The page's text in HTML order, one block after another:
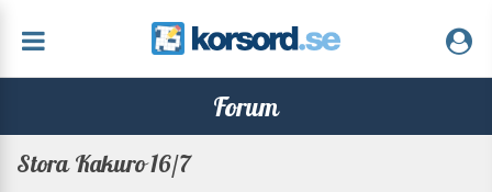
Forum
Stora Kakuro 16/7